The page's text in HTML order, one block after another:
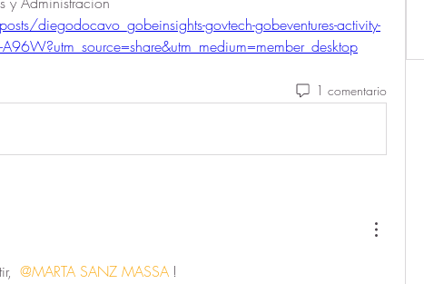
diegodocavo_gobeinsights-govtech-gobeventures-activity-
1 comentario
@MARTA SANZ MASSA !